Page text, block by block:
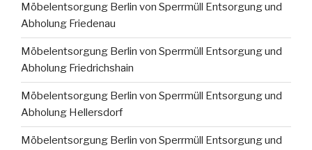
Möbelentsorgung Berlin von Sperrmüll Entsorgung und
Abholung Friedenau
Möbelentsorgung Berlin von Sperrmüll Entsorgung und
Abholung Friedrichshain
Möbelentsorgung Berlin von Sperrmüll Entsorgung und
Abholung Hellersdorf
Möbelentsorgung Berlin von Sperrmüll Entsorgung und